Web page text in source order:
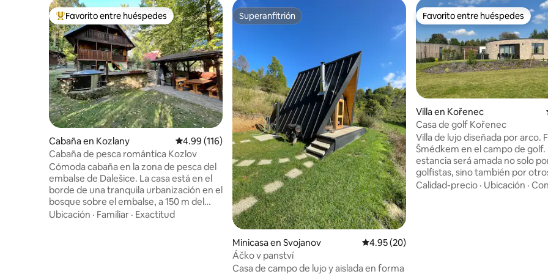
Favorito entre huéspedes preferido
Favorito entre huéspedes
Cabaña en Kozlany Calificación promedio: 4.99 de 5, 116 reseñas
4.99 (116)
Cabaña de pesca romántica Kozlov
Cómoda cabaña en la zona de pesca del
embalse de Dalešice. La casa está en el
borde de una tranquila urbanización en el
bosque sobre el embalse, a 150 m del
agua por un sendero desde la ladera, o a
Ubicación · Familiar · Exactitud
Superanfitrión
Superanfitrión
Minicasa en Svojanov Calificación promedio: 4.95 de 5, 20 reseñas
4.95 (20)
Áčko v panství
Casa de campo de lujo y aislada en forma
Favorito entre huéspedes
Favorito entre huéspedes
Villa en Kořenec
Casa de golf Kořenec
Villa de lujo diseñada por arco.
Šmédkem en el campo de golf.
estancia será amada no solo
golfistas, sino también por
huéspedes. Hay muchos
Calidad-precio · Ubicación ·